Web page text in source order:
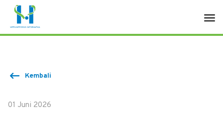
Kembali
01 Juni 2026